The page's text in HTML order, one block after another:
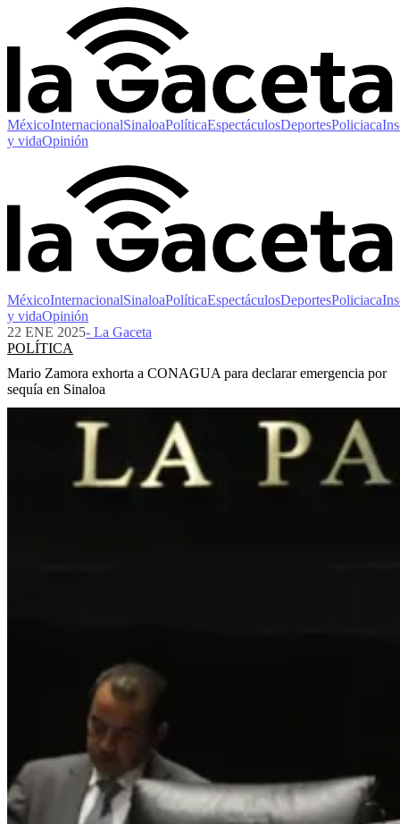
MéxicoInternacionalSinaloaPolíticaEspectáculosDeportesPoliciaca
y vidaOpinión
MéxicoInternacionalSinaloaPolíticaEspectáculosDeportesPoliciaca
y vidaOpinión
22 ENE 2025- La Gaceta
POLÍTICA
Mario Zamora exhorta a CONAGUA para declarar emergencia por
sequía en Sinaloa